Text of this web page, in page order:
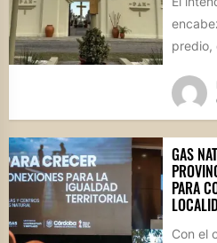
predio,
una
GAS
PARA
Con el